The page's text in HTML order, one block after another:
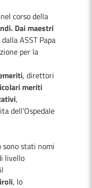
corso della
Dai maestri
ASST Papa
per la
, direttori
meriti
,
dell’Ospedale
stati nomi
livello
, lo